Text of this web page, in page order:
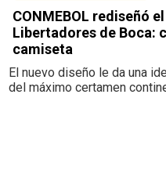
CONMEBOL rediseñó
Libertadores de Boca:
camiseta
El nuevo diseño le da una
del máximo certamen